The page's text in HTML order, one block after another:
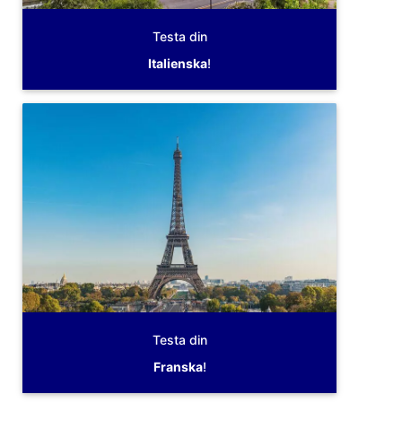
Testa din
Italienska!
Testa din
Franska!